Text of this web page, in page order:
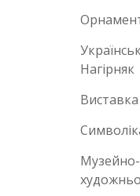
Нагірняк
Музейно-